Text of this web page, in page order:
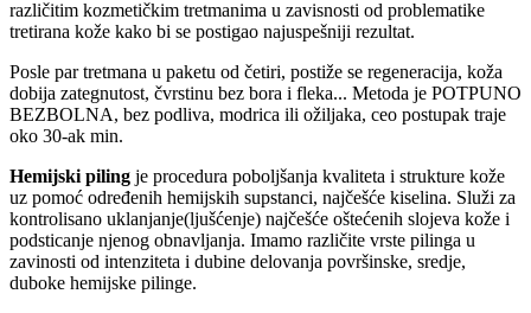
različitim kozmetičkim tretmanima u zavisnosti od problematike
tretirana kože kako bi se postigao najuspešniji rezultat.
Posle par tretmana u paketu od četiri, postiže se regeneracija, koža
dobija zategnutost, čvrstinu bez bora i fleka... Metoda je POTPUNO
BEZBOLNA, bez podliva, modrica ili ožiljaka, ceo postupak traje
oko 30-ak min.
Hemijski piling je procedura poboljšanja kvaliteta i strukture kože
uz pomoć određenih hemijskih supstanci, najčešće kiselina. Služi za
kontrolisano uklanjanje(ljušćenje) najčešće oštećenih slojeva kože i
podsticanje njenog obnavljanja. Imamo različite vrste pilinga u
zavinosti od intenziteta i dubine delovanja površinske, sredje,
duboke hemijske pilinge.